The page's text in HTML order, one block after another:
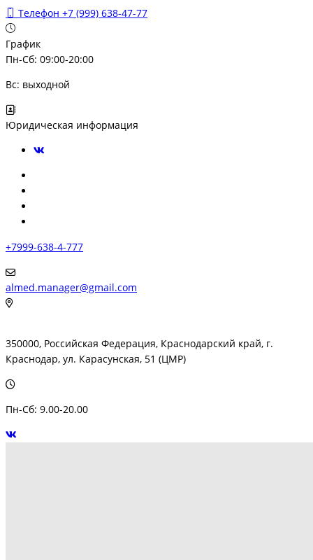
Телефон +7 (999) 638-47-77
График
Пн-Сб: 09:00-20:00
Вс: выходной
Юридическая информация
+7999-638-4-777
almed.manager@gmail.com
350000, Российская Федерация, Краснодарский край, г.
Краснодар, ул. Карасунская, 51 (ЦМР)
Пн-Сб: 9.00-20.00